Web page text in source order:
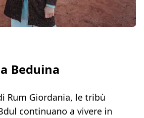
Beduina
Rum Giordania, le tribù
continuano a vivere in